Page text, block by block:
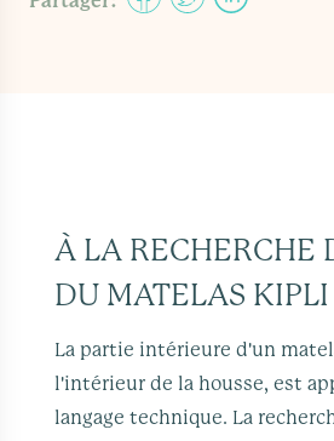
À LA RECHERCHE DE L'ÂME
DU MATELAS KIPLI
La partie intérieure d'un
l'intérieur de la housse, est
langage technique. La